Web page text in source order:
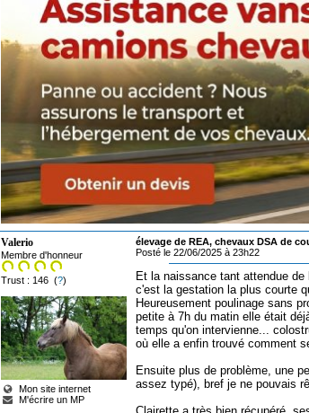
Valerio
Membre d'honneur
Trust : 146 (?)
Mon site internet
M'écrire un MP
élevage de REA, chevaux DSA de
Posté le 22/06/2025 à 23h22
Et la naissance tant attendue
c'est la gestation la plus courte
Heureusement poulinage sans
petite à 7h du matin elle était
temps qu'on intervienne...
où elle a enfin trouvé comment
Ensuite plus de problème, une
assez typé), bref je ne pouvais